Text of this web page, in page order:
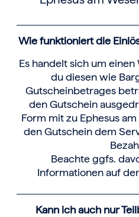
Wie funktioniert die
Es handelt sich um
du diesen wie
Gutscheinbetrages
den Gutschein
Form mit zu Ephesus
den Gutschein dem
Beachte ggfs.
Informationen auf
Kann ich auch nur